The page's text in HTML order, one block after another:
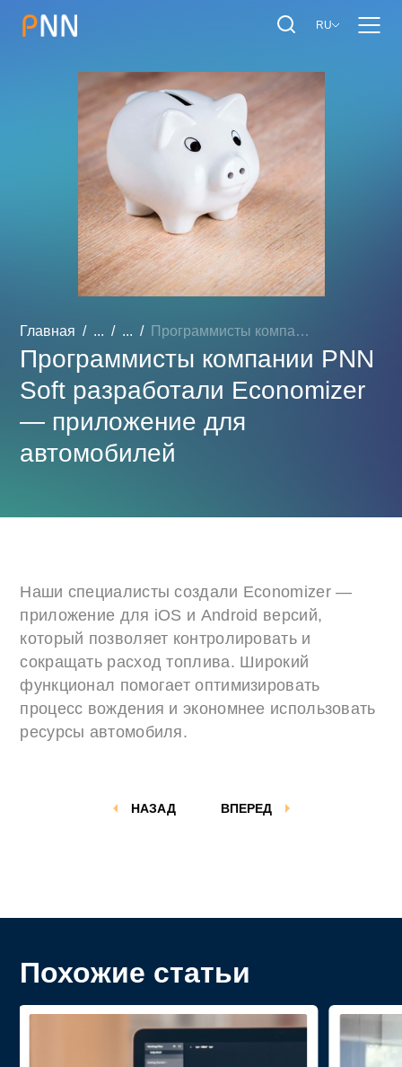
RU
Главная ... ... Программисты компании PNN...
Программисты компании PNN
Soft разработали Economizer
— приложение для
автомобилей
Наши специалисты создали Economizer —
приложение для iOS и Android версий,
который позволяет контролировать и
сокращать расход топлива. Широкий
функционал помогает оптимизировать
процесс вождения и экономнее использовать
ресурсы автомобиля.
ВПЕРЕД
НАЗАД
Похожие статьи